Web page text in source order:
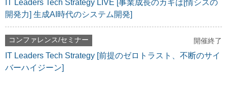
IT Leaders Tech Strategy LIVE [事業成長のカギは[情シスの
開発力] 生成AI時代のシステム開発]
コンファレンス/セミナー 開催終了
IT Leaders Tech Strategy [前提のゼロトラスト、不断のサイ
バーハイジーン]